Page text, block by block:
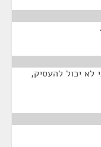
לא יכול להעסיק,